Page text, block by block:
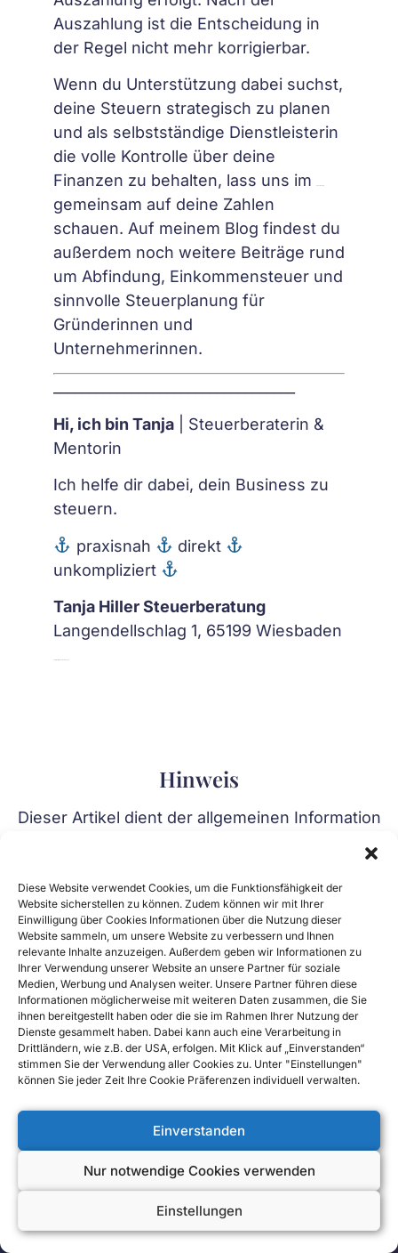
Diese Website verwendet Cookies, um die Funktionsfähigkeit der
Website sicherstellen zu können. Zudem können wir mit Ihrer
Einwilligung über Cookies Informationen über die Nutzung dieser
Website sammeln, um unsere Website zu verbessern und Ihnen
relevante Inhalte anzuzeigen. Außerdem geben wir Informationen zu
Ihrer Verwendung unserer Website an unsere Partner für soziale
Medien, Werbung und Analysen weiter. Unsere Partner führen diese
Informationen möglicherweise mit weiteren Daten zusammen, die Sie
ihnen bereitgestellt haben oder die sie im Rahmen Ihrer Nutzung der
Dienste gesammelt haben. Dabei kann auch eine Verarbeitung in
Drittländern, wie z.B. der USA, erfolgen. Mit Klick auf „Einverstanden“
stimmen Sie der Verwendung aller Cookies zu. Unter "Einstellungen"
können Sie jeder Zeit Ihre Cookie Präferenzen individuell verwalten.
Einverstanden
Nur notwendige Cookies verwenden
Einstellungen
Auszahlung ist die Entscheidung in
der Regel nicht mehr korrigierbar.
Wenn du Unterstützung dabei suchst,
deine Steuern strategisch zu planen
und als selbstständige Dienstleisterin
die volle Kontrolle über deine
Finanzen zu behalten, lass uns im
gemeinsam auf deine Zahlen
schauen. Auf meinem Blog findest du
außerdem noch weitere Beiträge rund
um Abfindung, Einkommensteuer und
sinnvolle Steuerplanung für
Gründerinnen und
Unternehmerinnen.
Hi, ich bin Tanja | Steuerberaterin &
Mentorin
Ich helfe dir dabei, dein Business zu
steuern.
praxisnah
direkt
unkompliziert
Tanja Hiller Steuerberatung
Langendellschlag 1, 65199 Wiesbaden
Hinweis
Dieser Artikel dient der allgemeinen Information
Beratung. Die Tipps in diesem Artikel geben dir
einen Überblick, können aber eine individuelle
Beratung nicht ersetzen. Wenn du wissen
möchtest, welche Lösung in deiner Situation am
besten passt, lass dich persönlich beraten.
Tanja Hiller Steuerberatung
Langendellschlag 1
65199 Wiesbaden